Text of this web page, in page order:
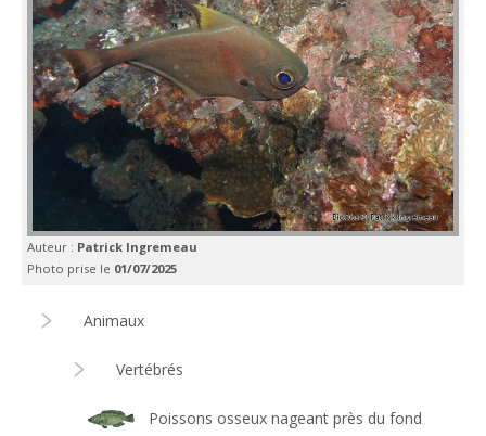
Auteur : Patrick Ingremeau
Photo prise le 01/07/2025
Animaux
Vertébrés
Poissons osseux nageant près du fond